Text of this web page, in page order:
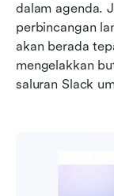
dalam agenda.
perbincangan
akan berada
mengelakkan
saluran Slack